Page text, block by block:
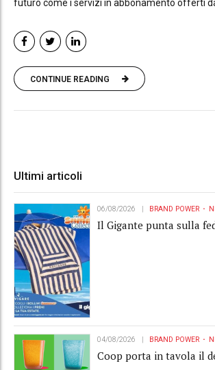
futuro come i servizi in abbonamento offerti
CONTINUE READING
Ultimi articoli
06/08/2026 BRAND POWER
Il Gigante punta sulla
04/08/2026 BRAND POWER
Coop porta in tavola il